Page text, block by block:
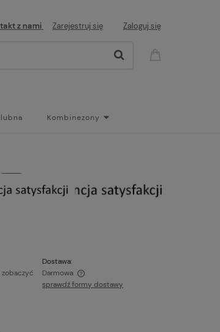
z nami Zarejestruj się Zaloguj się
Kombinezony
Dostawa:
Darmowa
sprawdź formy dostawy